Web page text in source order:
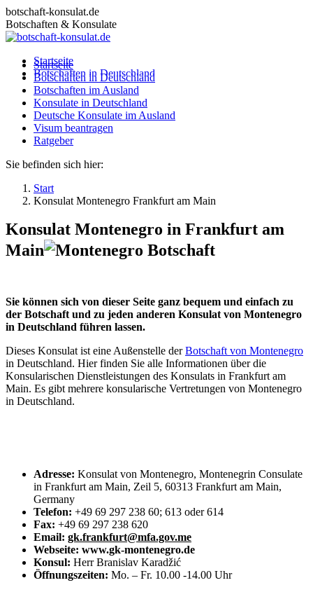
Zum
Inhalt
springen
botschaft-konsulat.de
Botschaften & Konsulate
Startseite
Botschaften in Deutschland
Botschaften im Ausland
Konsulate in Deutschland
Deutsche Konsulate im Ausland
Visum beantragen
Ratgeber
Startseite
Botschaften in Deutschland
Botschaften im Ausland
Konsulate in Deutschland
Deutsche Konsulate im Ausland
Visum beantragen
Ratgeber
Sie befinden sich hier:
Start
Konsulat Montenegro Frankfurt am Main
Konsulat Montenegro in Frankfurt am
Main
Sie können sich von dieser Seite ganz bequem und einfach zu
der Botschaft und zu jeden anderen Konsulat von Montenegro
in Deutschland führen lassen.
Dieses Konsulat ist eine Außenstelle derBotschaft von Montenegro
in Deutschland. Hier finden Sie alle Informationen über die
Konsularischen Dienstleistungen des Konsulats in Frankfurt am
Main. Es gibt mehrere konsularische Vertretungen von Montenegro
in Deutschland.
Adresse: Konsulat von Montenegro, Montenegrin Consulate
in Frankfurt am Main, Zeil 5, 60313 Frankfurt am Main,
Germany
Telefon: +49 69 297 238 60; 613 oder 614
Fax: +49 69 297 238 620
Email: gk.frankfurt@mfa.gov.me
Webseite: www.gk-montenegro.de
Konsul: Herr Branislav Karadžić
Öffnungszeiten: Mo. – Fr. 10.00 -14.00 Uhr